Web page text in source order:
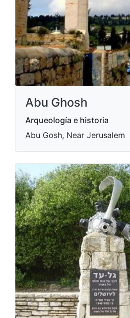
Abu Ghosh
Arqueología e historia
Abu Gosh, Near Jerusalem